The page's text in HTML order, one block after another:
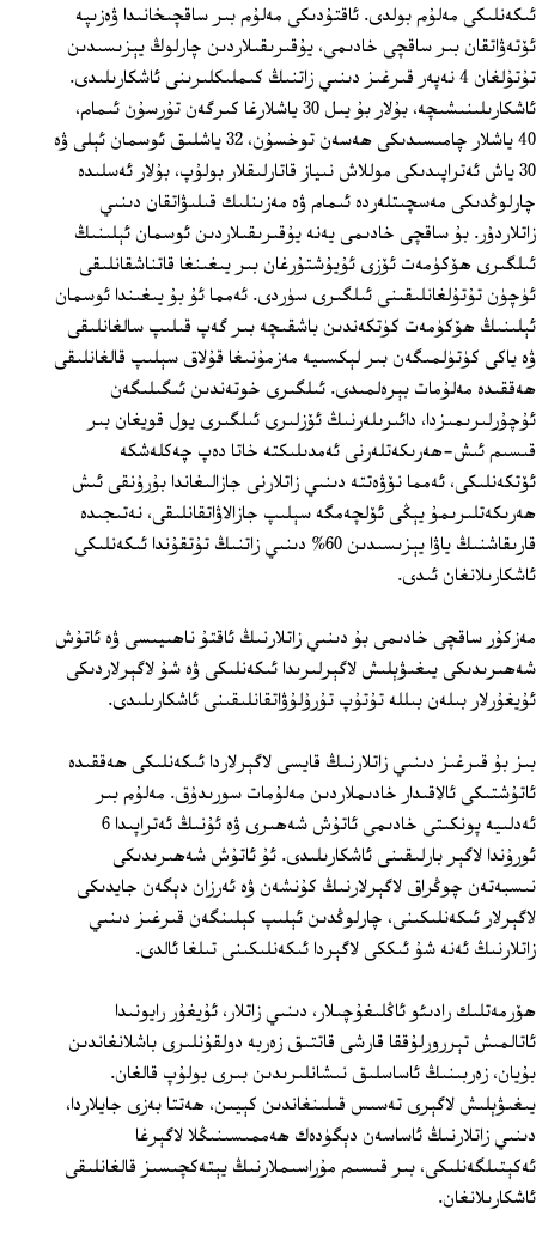
ئىكەنلىكى مەلۇم بولدى. ئاقتۇدىكى مەلۇم بىر ساقچىخانىدا ۋەزىپە
ئۆتەۋاتقان بىر ساقچى خادىمى، يۇقىرىقىلاردىن چارلوڭ يېزىسىدىن
تۇتۇلغان 4 نەپەر قىرغىز دىنىي زاتنىڭ كىملىكلىرىنى ئاشكارىلىدى.
ئاشكارىلىنىشىچە، بۇلار بۇ يىل 30 ياشلارغا كىرگەن تۇرسۇن ئىمام،
40 ياشلار چامىسىدىكى ھەسەن توخسۇن، 32 ياشلىق ئوسمان ئېلى ۋە
30 ياش ئەتراپىدىكى موللاش نىياز قاتارلىقلار بولۇپ، بۇلار ئەسلىدە
چارلوڭدىكى مەسچىتلەردە ئىمام ۋە مەزىنلىك قىلىۋاتقان دىنىي
زاتلاردۇر. بۇ ساقچى خادىمى يەنە يۇقىرىقىلاردىن ئوسمان ئېلىنىڭ
ئىلگىرى ھۆكۈمەت ئۆزى ئۇيۇشتۇرغان بىر يىغىنغا قاتناشقانلىقى
ئۈچۈن تۇتۇلغانلىقىنى ئىلگىرى سۈردى. ئەمما ئۇ بۇ يىغىندا ئوسمان
ئېلىنىڭ ھۆكۈمەت كۈتكەندىن باشقىچە بىر گەپ قىلىپ سالغانلىقى
ۋە ياكى كۈتۈلمىگەن بىر لېكسىيە مەزمۇنىغا قۇلاق سېلىپ قالغانلىقى
ھەققىدە مەلۇمات بېرەلمىدى. ئىلگىرى خوتەندىن ئىگىلىگەن
ئۇچۇرلىرىمىزدا، دائىرىلەرنىڭ ئۆزلىرى ئىلگىرى يول قويغان بىر
قىسىم ئىش-ھەرىكەتلەرنى ئەمدىلىكتە خاتا دەپ چەكلەشكە
ئۆتكەنلىكى، ئەمما نۆۋەتتە دىنىي زاتلارنى جازالىغاندا بۇرۇنقى ئىش
ھەرىكەتلىرىمۇ يېڭى ئۆلچەمگە سېلىپ جازالاۋاتقانلىقى، نەتىجىدە
قارىقاشنىڭ ياۋا يېزىسىدىن 60% دىنىي زاتنىڭ تۇتقۇندا ئىكەنلىكى
ئاشكارىلانغان ئىدى.
مەزكۇر ساقچى خادىمى بۇ دىنىي زاتلارنىڭ ئاقتۇ ناھىيىسى ۋە ئاتۇش
شەھىرىدىكى يىغىۋېلىش لاگېرلىرىدا ئىكەنلىكى ۋە شۇ لاگېرلاردىكى
ئۇيغۇرلار بىلەن بىللە تۇتۇپ تۇرۇلۇۋاتقانلىقىنى ئاشكارىلىدى.
بىز بۇ قىرغىز دىنىي زاتلارنىڭ قايسى لاگېرلاردا ئىكەنلىكى ھەققىدە
ئاتۇشتىكى ئالاقىدار خادىملاردىن مەلۇمات سورىدۇق. مەلۇم بىر
ئەدلىيە پونكىتى خادىمى ئاتۇش شەھىرى ۋە ئۇنىڭ ئەتراپىدا 6
ئورۇندا لاگېر بارلىقىنى ئاشكارىلىدى. ئۇ ئاتۇش شەھىرىدىكى
نىسبەتەن چوڭراق لاگېرلارنىڭ كۇنشەن ۋە ئەرزان دېگەن جايدىكى
لاگېرلار ئىكەنلىكىنى، چارلوڭدىن ئېلىپ كېلىنگەن قىرغىز دىنىي
زاتلارنىڭ ئەنە شۇ ئىككى لاگېردا ئىكەنلىكىنى تىلغا ئالدى.
ھۆرمەتلىك رادىئو ئاڭلىغۇچىلار، دىنىي زاتلار، ئۇيغۇر رايونىدا
ئاتالمىش تېررورلۇققا قارشى قاتتىق زەربە دولقۇنلىرى باشلانغاندىن
بۇيان، زەربىنىڭ ئاساسلىق نىشانلىرىدىن بىرى بولۇپ قالغان.
يىغىۋېلىش لاگېرى تەسىس قىلىنغاندىن كېيىن، ھەتتا بەزى جايلاردا،
دىنىي زاتلارنىڭ ئاساسەن دېگۈدەك ھەممىسىنىڭلا لاگېرغا
ئەكېتىلگەنلىكى، بىر قىسىم مۇراسىملارنىڭ يېتەكچىسىز قالغانلىقى
ئاشكارىلانغان.